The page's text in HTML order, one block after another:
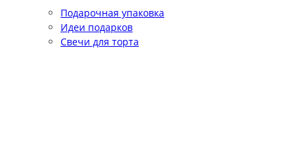
Подарочная упаковка
Идеи подарков
Свечи для торта